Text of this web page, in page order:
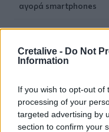
Cretalive - Do Not
Information
If you wish to opt-out of
processing of your
targeted advertising by
section to confirm your
αγορά smartphones
02:00
πανεπιστημίου στα 18
Γιατί του Σωτήρος
σταφύλια